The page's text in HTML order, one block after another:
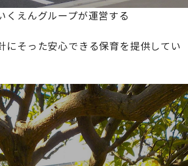
くえんグループが運営する
にそった安心できる保育を提供してい